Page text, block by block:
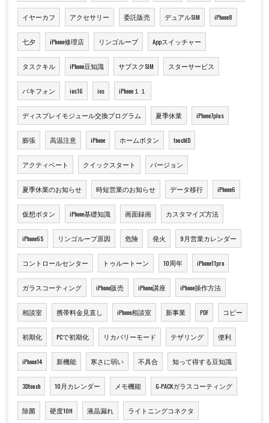
イヤーカフ アクセサリー 委託販売 デュアルSIM iPhone8
七夕 iPhone修理店 リンゴループ Appスイッチャー
タスクキル iPhone豆知識 サブスクSIM スターサービス
バキフォン ios16 ios iPhone１１
ディスプレイモジュール交換プログラム 夏季休業 iPhone7plus
膨張 高温注意 iPhone ホームボタン touchID
アクティベート クイックスタート バージョン
夏季休業のお知らせ 時短営業のお知らせ データ移行 iPhone6
仮想ボタン iPhone基礎知識 画面録画 カスタマイズ方法
iPhone6S リンゴループ原因 危険 発火 9月営業カレンダー
コントロールセンター トゥルートーン 10周年 iPhone11pro
ガラスコーティング iPhone販売 iPhone講座 iPhone操作方法
相談室 携帯料金見直し iPhone相談室 新事業 PDF コピー
初期化 PCで初期化 リカバリーモード テザリング 便利
iPhone14 新機能 寒さに弱い 不具合 知って得する豆知識
3Dtouch 10月カレンダー メモ機能 G-PACKガラスコーティング
除菌 硬度10H 液晶漏れ ライトニングコネクタ